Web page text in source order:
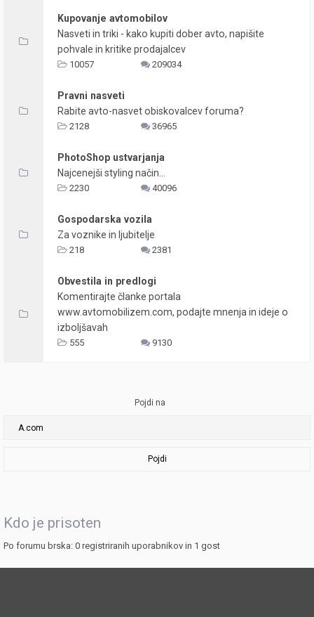
Kupovanje avtomobilov
Nasveti in triki - kako kupiti dober avto, napišite
pohvale in kritike prodajalcev
10057 209034
Pravni nasveti
Rabite avto-nasvet obiskovalcev foruma?
2128 36965
PhotoShop ustvarjanja
Najcenejši styling način...
2230 40096
Gospodarska vozila
Za voznike in ljubitelje
218 2381
Obvestila in predlogi
Komentirajte članke portala
www.avtomobilizem.com, podajte mnenja in ideje o
izboljšavah
555 9130
Pojdi na
Pojdi
Kdo je prisoten
Po forumu brska: 0 registriranih uporabnikov in 1 gost